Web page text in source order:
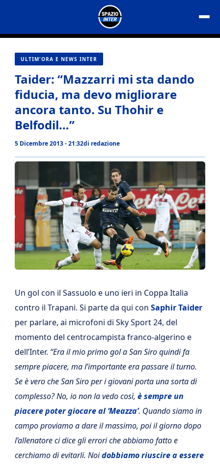
contenuto
ULTIM'ORA E NEWS INTER
Taider: “Mazzarri mi sta dando
fiducia, ma devo migliorare
ancora tanto. Su Thohir e
Belfodil…”
5 Dicembre 2013 - 21:32di redazione
Un gol con il Sassuolo e uno ieri in Coppa Italia
contro il Trapani. Si parte da qui con Saphir Taider
per parlare, ai microfoni di Sky Sport 24, del
momento del centrocampista franco-algerino e
dell’Inter. “Era il mio primo gol a San Siro quindi fa
sempre piacere, ma l’importante era passare il turno.
Se è vero che San Siro per i giovani porta una sorta di
complesso? No, io non la vedo così, è sempre un
piacere poter giocare al ‘Meazza’. Quando siamo in
campo proviamo a dare il massimo, poi il giorno dopo
l’allenatore ci dice gli errori che abbiamo fatto e
cerchiamo di evitarli. Noidobbiamo riuscire a essere